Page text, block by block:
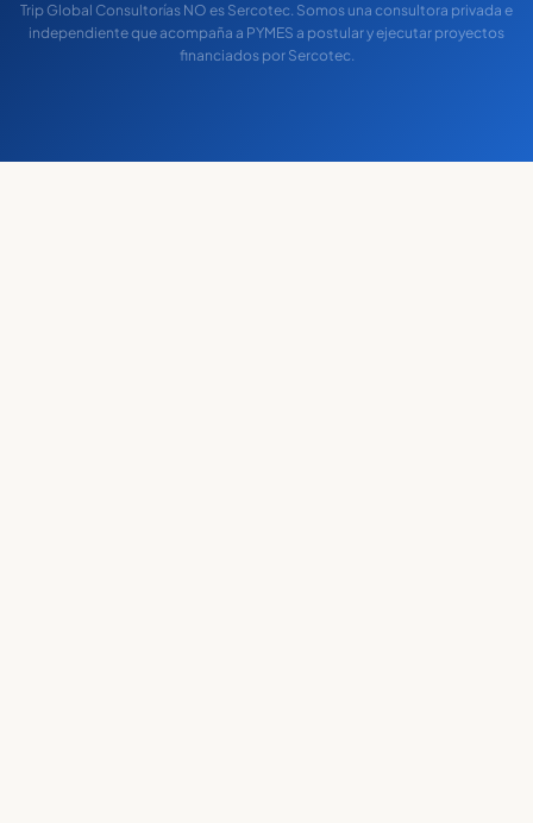
Trip Global Consultorías NO es Sercotec. Somos una consultora privada e
independiente que acompaña a PYMES a postular y ejecutar proyectos
financiados por Sercotec.